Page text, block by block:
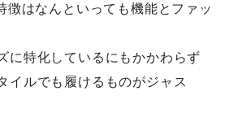
徴はなんといっても機能とファッ
に特化しているにもかかわらず
イルでも履けるものがジャス